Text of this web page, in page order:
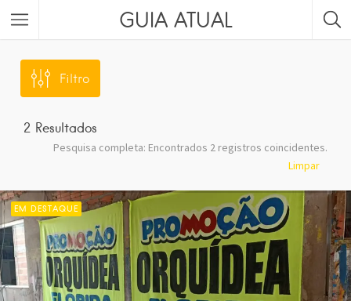
GUIA ATUAL
Filtro
2 Resultados
Pesquisa completa: Encontrados 2 registros coincidentes.
Limpar
EM DESTAQUE